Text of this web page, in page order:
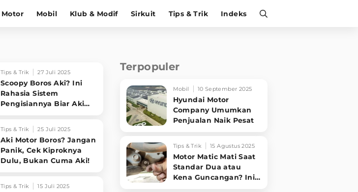
Motor Mobil Klub & Modif Sirkuit Tips & Trik Indeks
Tips & Trik 27 Juli 2025
Scoopy Boros Aki? Ini
Rahasia Sistem
Pengisiannya Biar Aki
Tips & Trik 25 Juli 2025
Aki Motor Boros? Jangan
Panik, Cek Kiproknya
Dulu, Bukan Cuma Aki!
Tips & Trik 15 Juli 2025
Terpopuler
Mobil 10 September 2025
Hyundai Motor
Company Umumkan
Penjualan Naik Pesat
Tips & Trik 15 Agustus 2025
Motor Matic Mati Saat
Standar Dua atau
Kena Guncangan? Ini